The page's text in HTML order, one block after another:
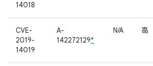
14018
CVE-
2019-
14019
A-
142272129*
N/A 高